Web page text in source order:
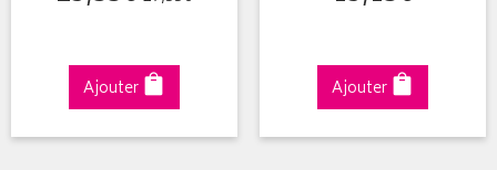
Ajouter Ajouter